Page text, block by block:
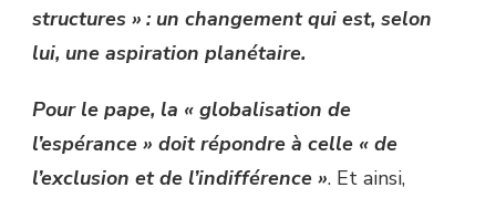
structures » : un changement qui est, selon
lui, une aspiration planétaire.
Pour le pape, la « globalisation de
l’espérance » doit répondre à celle « de
l’exclusion et de l’indifférence ». Et ainsi,